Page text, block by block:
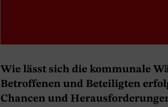
Wie lässt sich die kommunale
Betroffenen und Beteiligten
Chancen und